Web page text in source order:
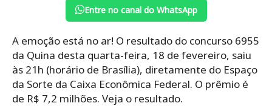
Entre no canal do WhatsApp
A emoção está no ar! O resultado do concurso 6955
da Quina desta quarta-feira, 18 de fevereiro, saiu
às 21h (horário de Brasília), diretamente do Espaço
da Sorte da Caixa Econômica Federal. O prêmio é
de R$ 7,2 milhões. Veja o resultado.